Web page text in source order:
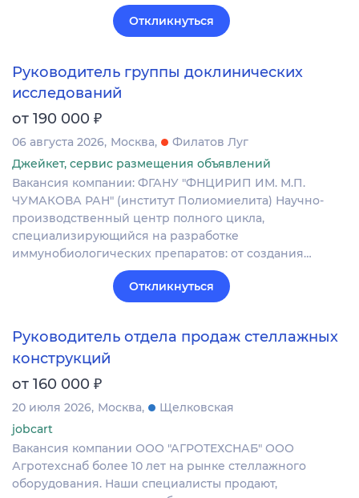
Откликнуться
Руководитель группы доклинических
исследований
от 190 000 ₽
06 августа 2026 Москва
Филатов Луг
Джейкет, сервис размещения объявлений
Вакансия компании: ФГАНУ "ФНЦИРИП ИМ. М.П.
ЧУМАКОВА РАН" (институт Полиомиелита) Научно-
производственный центр полного цикла,
специализирующийся на разработке
иммунобиологических препаратов: от создания…
Откликнуться
Руководитель отдела продаж стеллажных
конструкций
от 160 000 ₽
20 июля 2026 Москва
Щелковская
jobcart
Вакансия компании ООО "АГРОТЕХСНАБ" ООО
Агротехснаб более 10 лет на рынке стеллажного
оборудования. Наши специалисты продают,